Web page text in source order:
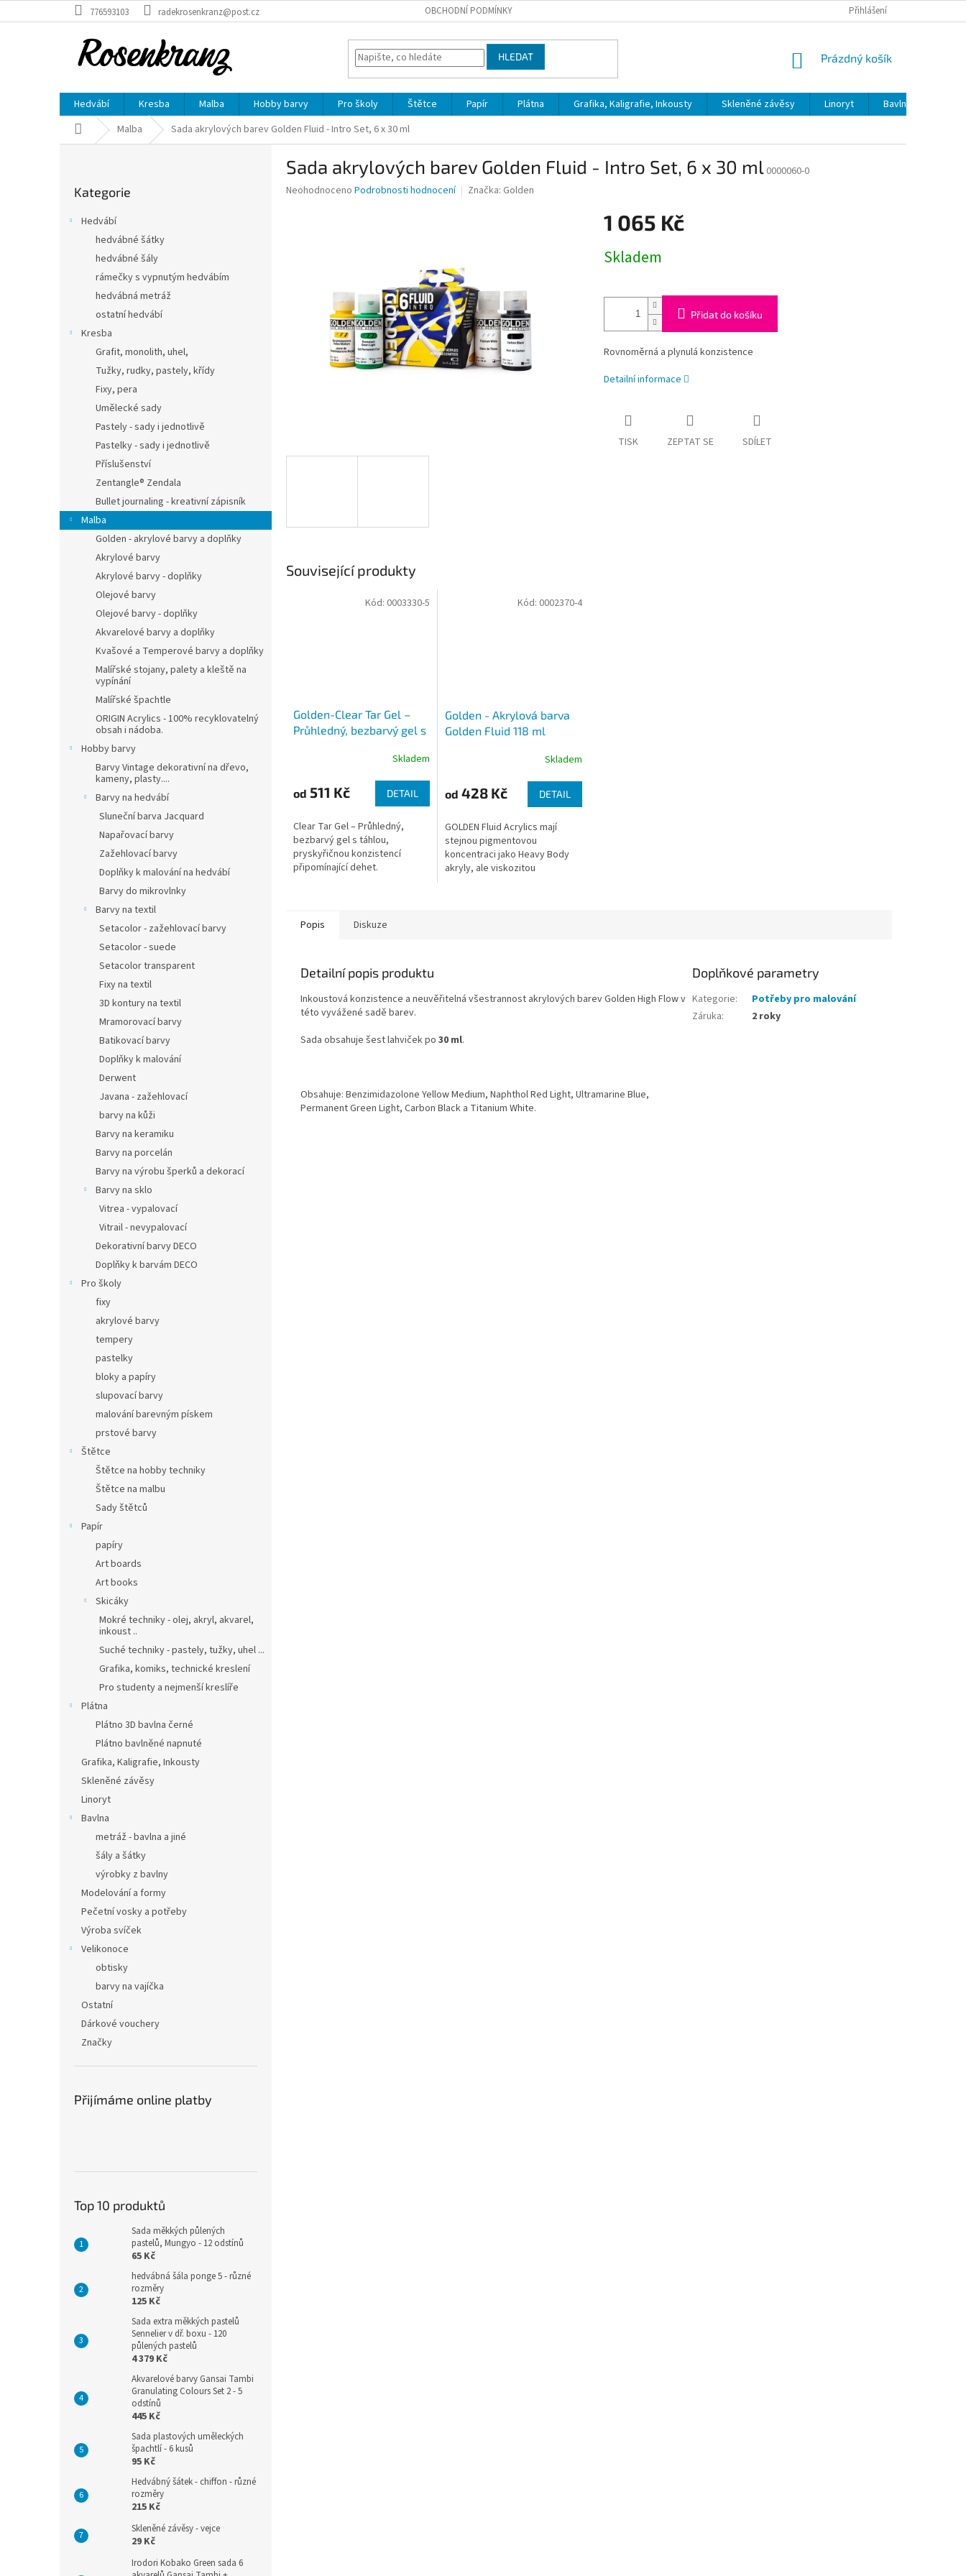
na
776593103 radekrosenkranz@post.cz OBCHODNÍ PODMÍNKY Přihlášení
HLEDAT
NÁKUPNÍ
Prázdný košík
Hedvábí Kresba Malba Hobby barvy Pro školy Štětce Papír Plátna Grafika, Kaligrafie, Inkousty Skleněné závěsy Linoryt Bavlna
Domů Malba Sada akrylových barev Golden Fluid - Intro Set, 6 x 30 ml
kategorie
Kategorie
Hedvábí
hedvábné šátky
hedvábné šály
rámečky s vypnutým hedvábím
hedvábná metráž
ostatní hedvábí
Kresba
Grafit, monolith, uhel,
Tužky, rudky, pastely, křídy
Fixy, pera
Umělecké sady
Pastely - sady i jednotlivě
Pastelky - sady i jednotlivě
Příslušenství
Zentangle® Zendala
Bullet journaling - kreativní zápisník
Malba
Golden - akrylové barvy a doplňky
Akrylové barvy
Akrylové barvy - doplňky
Olejové barvy
Olejové barvy - doplňky
Akvarelové barvy a doplňky
Kvašové a Temperové barvy a doplňky
Malířské stojany, palety a kleště na
vypínání
Malířské špachtle
ORIGIN Acrylics - 100% recyklovatelný
obsah i nádoba.
Hobby barvy
Barvy Vintage dekorativní na dřevo,
kameny, plasty....
Barvy na hedvábí
Sluneční barva Jacquard
Napařovací barvy
Zažehlovací barvy
Doplňky k malování na hedvábí
Barvy do mikrovlnky
Barvy na textil
Setacolor - zažehlovací barvy
Setacolor - suede
Setacolor transparent
Fixy na textil
3D kontury na textil
Mramorovací barvy
Batikovací barvy
Doplňky k malování
Derwent
Javana - zažehlovací
barvy na kůži
Barvy na keramiku
Barvy na porcelán
Barvy na výrobu šperků a dekorací
Barvy na sklo
Vitrea - vypalovací
Vitrail - nevypalovací
Dekorativní barvy DECO
Doplňky k barvám DECO
Pro školy
fixy
akrylové barvy
tempery
pastelky
bloky a papíry
slupovací barvy
malování barevným pískem
prstové barvy
Štětce
Štětce na hobby techniky
Štětce na malbu
Sady štětců
Papír
papíry
Art boards
Art books
Skicáky
Mokré techniky - olej, akryl, akvarel,
inkoust ..
Suché techniky - pastely, tužky, uhel ...
Grafika, komiks, technické kreslení
Pro studenty a nejmenší kreslíře
Plátna
Plátno 3D bavlna černé
Plátno bavlněné napnuté
Grafika, Kaligrafie, Inkousty
Skleněné závěsy
Linoryt
Bavlna
metráž - bavlna a jiné
šály a šátky
výrobky z bavlny
Modelování a formy
Pečetní vosky a potřeby
Výroba svíček
Velikonoce
obtisky
barvy na vajíčka
Ostatní
Dárkové vouchery
Značky
Přijímáme online platby
Top 10 produktů
Sada měkkých půlených
pastelů, Mungyo - 12 odstínů
65 Kč
hedvábná šála ponge 5 - různé
rozměry
125 Kč
Sada extra měkkých pastelů
Sennelier v dř. boxu - 120
půlených pastelů
4 379 Kč
Akvarelové barvy Gansai Tambi
Granulating Colours Set 2 - 5
odstínů
445 Kč
Sada plastových uměleckých
špachtlí - 6 kusů
95 Kč
Hedvábný šátek - chiffon - různé
rozměry
215 Kč
Skleněné závěsy - vejce
29 Kč
Irodori Kobako Green sada 6
Sada akrylových barev Golden Fluid - Intro Set, 6 x 30 ml 0000060-0
Průměrné
Neohodnoceno Podrobnosti hodnocení Značka: Golden
1 065 Kč
cena:
Skladem
Přidat do košíku
Rovnoměrná a plynulá konzistence
Detailní informace
TISK ZEPTAT SE SDÍLET
Související produkty
Golden-Clear Tar Gel –
Průhledný, bezbarvý gel s
Skladem
od 511 Kč DETAIL
Clear Tar Gel – Průhledný,
bezbarvý gel s táhlou,
pryskyřičnou konzistencí
připomínající dehet.
Kód: 0003330-5
Golden - Akrylová barva
Golden Fluid 118 ml
Skladem
od 428 Kč DETAIL
GOLDEN Fluid Acrylics mají
stejnou pigmentovou
koncentraci jako Heavy Body
akryly, ale viskozitou
Kód: 0002370-4
Popis Diskuze
Detailní popis produktu
Inkoustová konzistence a neuvěřitelná všestrannost akrylových barev Golden High Flow v
této vyvážené sadě barev.
Sada obsahuje šest lahviček po 30 ml.
Obsahuje: Benzimidazolone Yellow Medium, Naphthol Red Light, Ultramarine Blue,
Permanent Green Light, Carbon Black a Titanium White.
Doplňkové parametry
Kategorie:
Potřeby pro malování
Záruka: 2 roky